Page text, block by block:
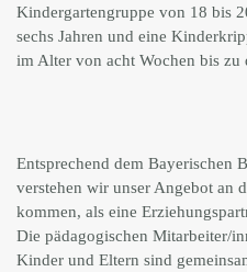
Kindergartengruppe von 18 bis
sechs Jahren und eine
im Alter von acht Wochen bis zu
Entsprechend dem Bayerischen
verstehen wir unser Angebot an
kommen, als eine
Die pädagogischen Mitarbeiter/
Kinder und Eltern sind